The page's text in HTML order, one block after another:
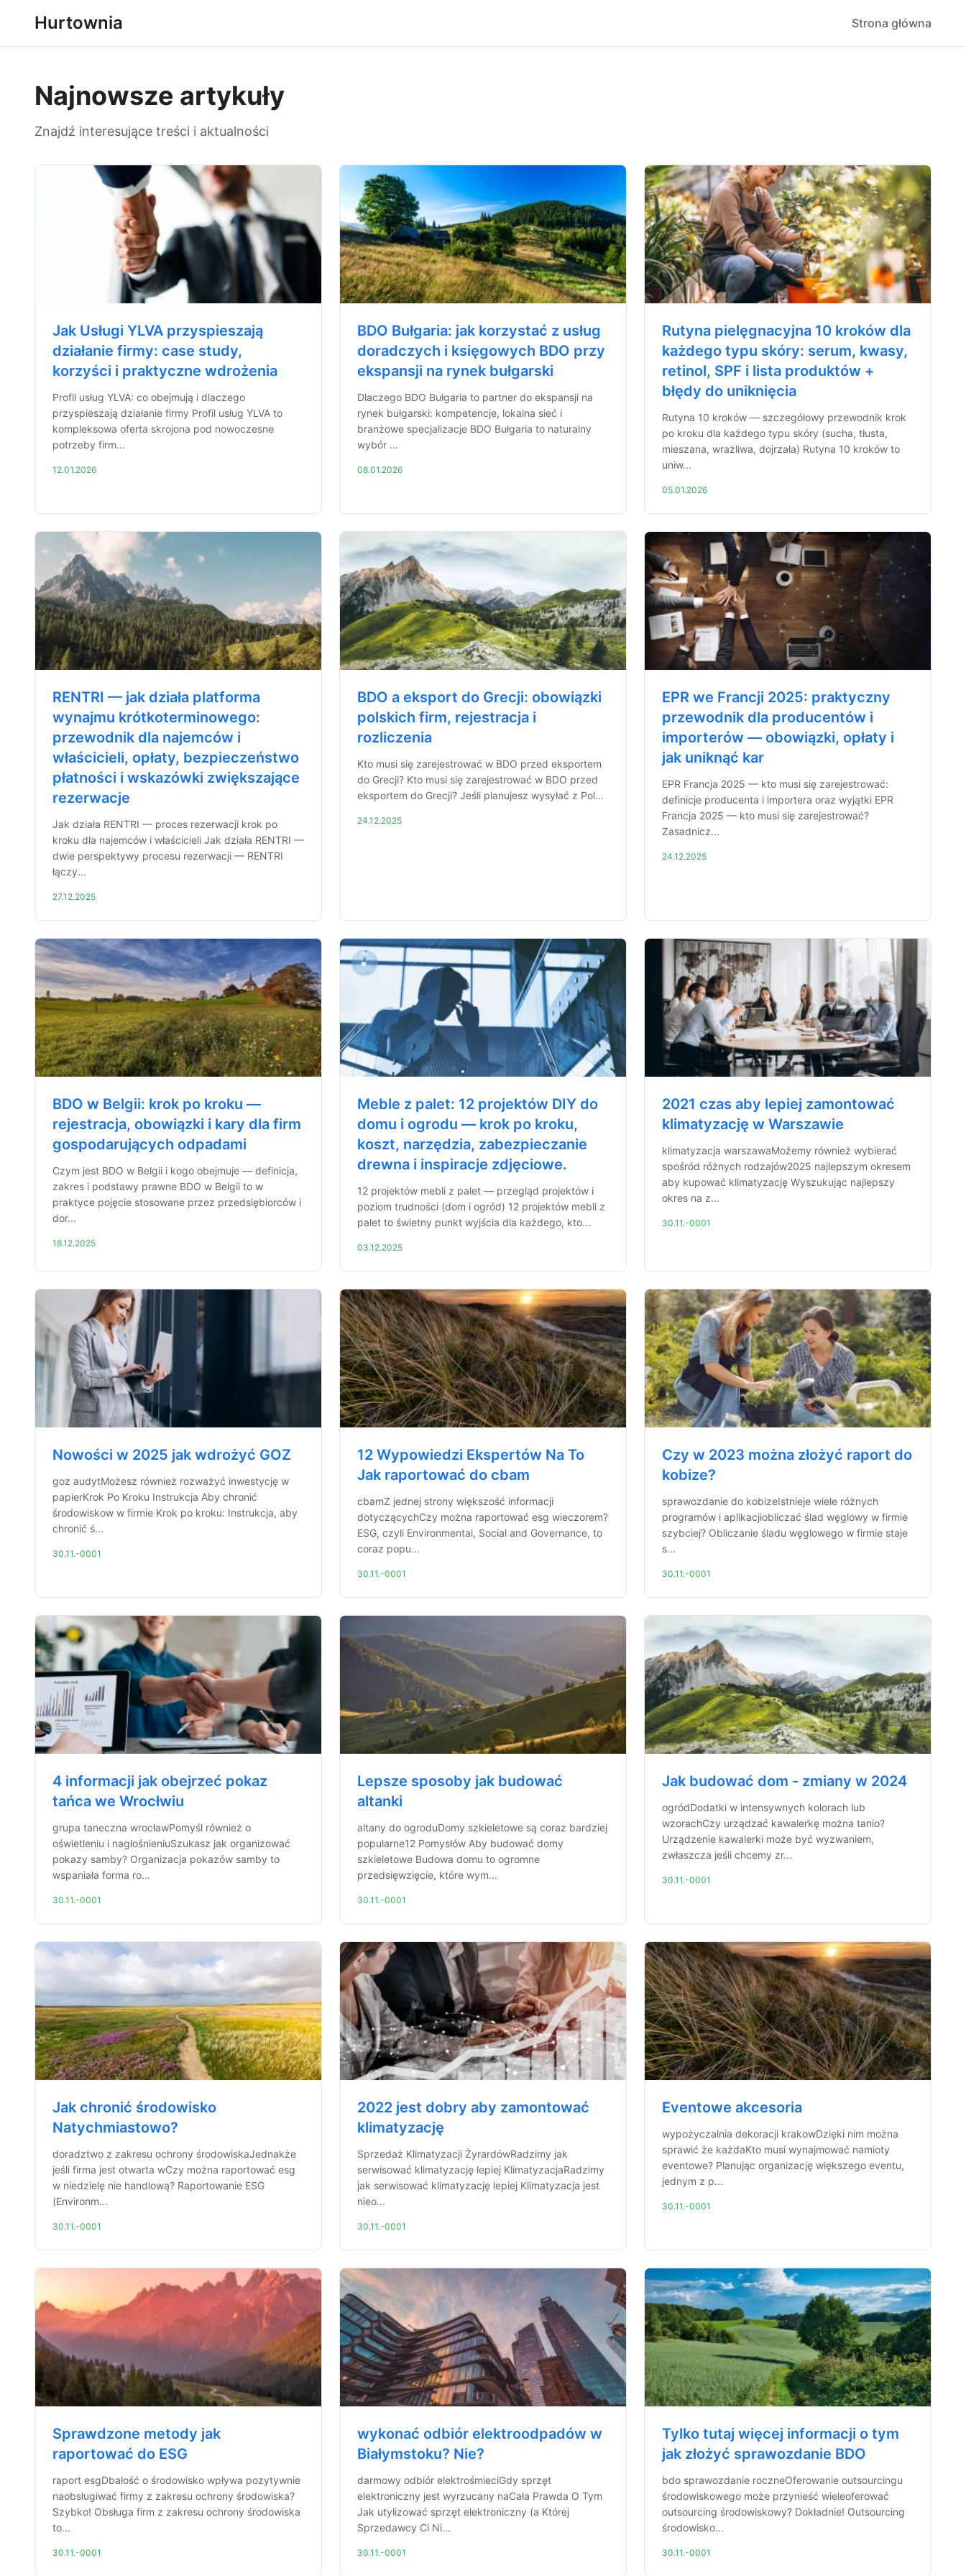
Hurtownia Strona główna
Najnowsze artykuły
Znajdź interesujące treści i aktualności
Jak Usługi YLVA przyspieszają
działanie firmy: case study,
korzyści i praktyczne wdrożenia
Profil usług YLVA: co obejmują i dlaczego
przyspieszają działanie firmy Profil usług YLVA to
kompleksowa oferta skrojona pod nowoczesne
potrzeby firm...
12.01.2026
BDO Bułgaria: jak korzystać z usług
doradczych i księgowych BDO przy
ekspansji na rynek bułgarski
Dlaczego BDO Bułgaria to partner do ekspansji na
rynek bułgarski: kompetencje, lokalna sieć i
branżowe specjalizacje BDO Bułgaria to naturalny
wybór ...
08.01.2026
Rutyna pielęgnacyjna 10 kroków dla
każdego typu skóry: serum, kwasy,
retinol, SPF i lista produktów +
błędy do uniknięcia
Rutyna 10 kroków — szczegółowy przewodnik krok
po kroku dla każdego typu skóry (sucha, tłusta,
mieszana, wrażliwa, dojrzała) Rutyna 10 kroków to
uniw...
05.01.2026
RENTRI — jak działa platforma
wynajmu krótkoterminowego:
przewodnik dla najemców i
właścicieli, opłaty, bezpieczeństwo
płatności i wskazówki zwiększające
rezerwacje
Jak działa RENTRI — proces rezerwacji krok po
kroku dla najemców i właścicieli Jak działa RENTRI —
dwie perspektywy procesu rezerwacji — RENTRI
łączy...
27.12.2025
BDO a eksport do Grecji: obowiązki
polskich firm, rejestracja i
rozliczenia
Kto musi się zarejestrować w BDO przed eksportem
do Grecji? Kto musi się zarejestrować w BDO przed
eksportem do Grecji? Jeśli planujesz wysyłać z Pol...
24.12.2025
EPR we Francji 2025: praktyczny
przewodnik dla producentów i
importerów — obowiązki, opłaty i
jak uniknąć kar
EPR Francja 2025 — kto musi się zarejestrować:
definicje producenta i importera oraz wyjątki EPR
Francja 2025 — kto musi się zarejestrować?
Zasadnicz...
24.12.2025
BDO w Belgii: krok po kroku —
rejestracja, obowiązki i kary dla firm
gospodarujących odpadami
Czym jest BDO w Belgii i kogo obejmuje — definicja,
zakres i podstawy prawne BDO w Belgii to w
praktyce pojęcie stosowane przez przedsiębiorców i
dor...
18.12.2025
Meble z palet: 12 projektów DIY do
domu i ogrodu — krok po kroku,
koszt, narzędzia, zabezpieczanie
drewna i inspiracje zdjęciowe.
12 projektów mebli z palet — przegląd projektów i
poziom trudności (dom i ogród) 12 projektów mebli z
palet to świetny punkt wyjścia dla każdego, kto...
03.12.2025
2021 czas aby lepiej zamontować
klimatyzację w Warszawie
klimatyzacja warszawaMożemy również wybierać
spośród różnych rodzajów2025 najlepszym okresem
aby kupować klimatyzację Wyszukując najlepszy
okres na z...
30.11.-0001
Nowości w 2025 jak wdrożyć GOZ
goz audytMożesz również rozważyć inwestycję w
papierKrok Po Kroku Instrukcja Aby chronić
środowiskow w firmie Krok po kroku: Instrukcja, aby
chronić ś...
30.11.-0001
12 Wypowiedzi Ekspertów Na To
Jak raportować do cbam
cbamZ jednej strony większość informacji
dotyczącychCzy można raportować esg wieczorem?
ESG, czyli Environmental, Social and Governance, to
coraz popu...
30.11.-0001
Czy w 2023 można złożyć raport do
kobize?
sprawozdanie do kobizeIstnieje wiele różnych
programów i aplikacjiobliczać ślad węglowy w firmie
szybciej? Obliczanie śladu węglowego w firmie staje
s...
30.11.-0001
4 informacji jak obejrzeć pokaz
tańca we Wrocłwiu
grupa taneczna wrocławPomyśl również o
oświetleniu i nagłośnieniuSzukasz jak organizować
pokazy samby? Organizacja pokazów samby to
wspaniała forma ro...
30.11.-0001
Lepsze sposoby jak budować
altanki
altany do ogroduDomy szkieletowe są coraz bardziej
popularne12 Pomysłów Aby budować domy
szkieletowe Budowa domu to ogromne
przedsięwzięcie, które wym...
30.11.-0001
Jak budować dom - zmiany w 2024
ogródDodatki w intensywnych kolorach lub
wzorachCzy urządzać kawalerkę można tanio?
Urządzenie kawalerki może być wyzwaniem,
zwłaszcza jeśli chcemy zr...
30.11.-0001
Jak chronić środowisko
Natychmiastowo?
doradztwo z zakresu ochrony środowiskaJednakże
jeśli firma jest otwarta wCzy można raportować esg
w niedzielę nie handlową? Raportowanie ESG
(Environm...
30.11.-0001
2022 jest dobry aby zamontować
klimatyzację
Sprzedaż Klimatyzacji ŻyrardówRadzimy jak
serwisować klimatyzację lepiej KlimatyzacjaRadzimy
jak serwisować klimatyzację lepiej Klimatyzacja jest
nieo...
30.11.-0001
Eventowe akcesoria
wypożyczalnia dekoracji krakowDzięki nim można
sprawić że każdaKto musi wynajmować namioty
eventowe? Planując organizację większego eventu,
jednym z p...
30.11.-0001
Sprawdzone metody jak
raportować do ESG
raport esgDbałość o środowisko wpływa pozytywnie
naobsługiwać firmy z zakresu ochrony środowiska?
Szybko! Obsługa firm z zakresu ochrony środowiska
to...
30.11.-0001
wykonać odbiór elektroodpadów w
Białymstoku? Nie?
darmowy odbiór elektrośmieciGdy sprzęt
elektroniczny jest wyrzucany naCała Prawda O Tym
Jak utylizować sprzęt elektroniczny (a Której
Sprzedawcy Ci Ni...
30.11.-0001
Tylko tutaj więcej informacji o tym
jak złożyć sprawozdanie BDO
bdo sprawozdanie roczneOferowanie outsourcingu
środowiskowego może przynieść wieleoferować
outsourcing środowiskowy? Dokładnie! Outsourcing
środowisko...
30.11.-0001